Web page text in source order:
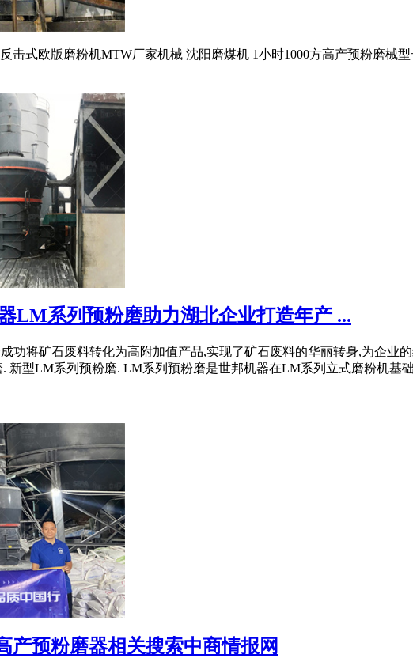
击式欧版磨粉机MTW厂家机械 沈阳磨煤机 1小时1000方高产预粉磨械
LM系列预粉磨助力湖北企业打造年产 ...
功将矿石废料转化为高附加值产品,实现了矿石废料的华丽转身,为企
新型LM系列预粉磨. LM系列预粉磨是世邦机器在LM系列立式磨粉机
产预粉磨器相关搜索中商情报网